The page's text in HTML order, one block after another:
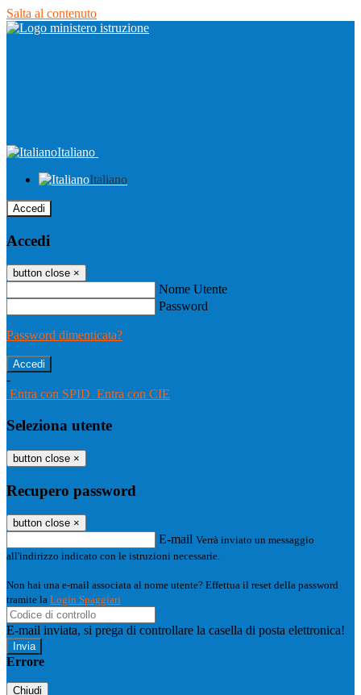
Salta al contenuto
Italiano
Italiano
Accedi
Accedi
button close ×
Nome Utente
Password
Password dimenticata?
-
Entra con SPID Entra con CIE
Seleziona utente
button close ×
Recupero password
button close ×
E-mail Verrà inviato un messaggio
all'indirizzo indicato con le istruzioni necessarie.
Non hai una e-mail associata al nome utente? Effettua il reset della password
tramite la Login Spaggiari
E-mail inviata, si prega di controllare la casella di posta elettronica!
Errore
Chiudi